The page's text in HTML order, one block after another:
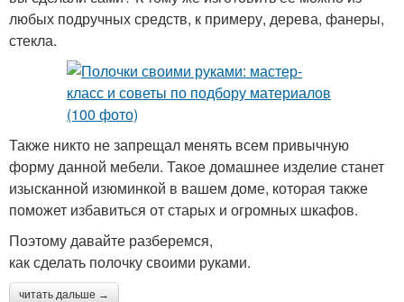
любых подручных средств, к примеру, дерева, фанеры,
стекла.
Также никто не запрещал менять всем привычную
форму данной мебели. Такое домашнее изделие станет
изысканной изюминкой в вашем доме, которая также
поможет избавиться от старых и огромных шкафов.
Поэтому давайте разберемся,
как сделать полочку своими руками.
читать дальше →